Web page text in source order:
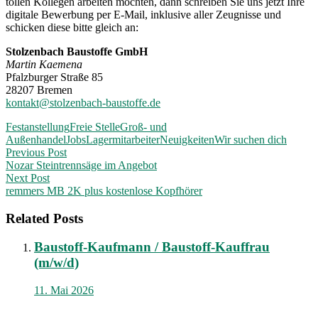
digitale Bewerbung per E-Mail, inklusive aller Zeugnisse und
schicken diese bitte gleich an:
Stolzenbach Baustoffe GmbH
Martin Kaemena
Pfalzburger Straße 85
28207 Bremen
kontakt@stolzenbach-baustoffe.de
FestanstellungFreie StelleGroß- und
AußenhandelJobsLagermitarbeiterNeuigkeitenWir suchen dich
Post
navigation
Previous Post
Nozar Steintrennsäge im Angebot
Next Post
remmers MB 2K plus kostenlose Kopfhörer
Related Posts
Baustoff-Kaufmann / Baustoff-Kauffrau
(m/w/d)
11. Mai 2026